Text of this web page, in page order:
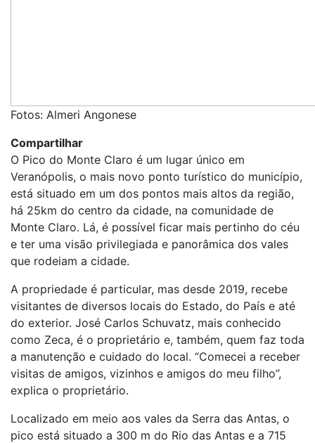
Fotos: Almeri Angonese
Compartilhar
O Pico do Monte Claro é um lugar único em
Veranópolis, o mais novo ponto turístico do município,
está situado em um dos pontos mais altos da região,
há 25km do centro da cidade, na comunidade de
Monte Claro. Lá, é possível ficar mais pertinho do céu
e ter uma visão privilegiada e panorâmica dos vales
que rodeiam a cidade.
A propriedade é particular, mas desde 2019, recebe
visitantes de diversos locais do Estado, do País e até
do exterior. José Carlos Schuvatz, mais conhecido
como Zeca, é o proprietário e, também, quem faz toda
a manutenção e cuidado do local. “Comecei a receber
visitas de amigos, vizinhos e amigos do meu filho”,
explica o proprietário.
Localizado em meio aos vales da Serra das Antas, o
pico está situado a 300 m do Rio das Antas e a 715